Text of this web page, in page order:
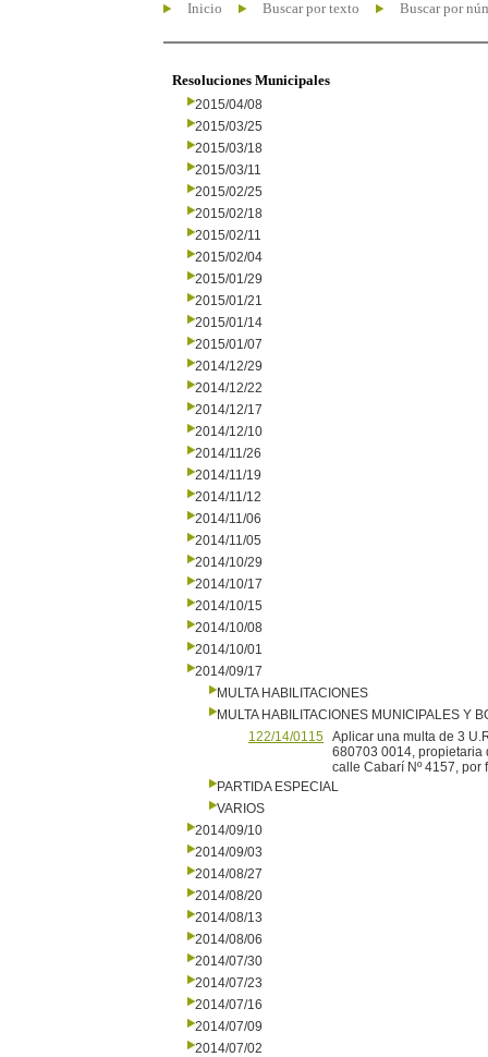
Inicio Buscar por texto Buscar por
Resoluciones Municipales
2015/04/08
2015/03/25
2015/03/18
2015/03/11
2015/02/25
2015/02/18
2015/02/11
2015/02/04
2015/01/29
2015/01/21
2015/01/14
2015/01/07
2014/12/29
2014/12/22
2014/12/17
2014/12/10
2014/11/26
2014/11/19
2014/11/12
2014/11/06
2014/11/05
2014/10/29
2014/10/17
2014/10/15
2014/10/08
2014/10/01
2014/09/17
MULTA HABILITACIONES
MULTA HABILITACIONES MUNICIPALES Y
122/14/0115 Aplicar una multa de 3
680703 0014, propietaria
calle Cabarí Nº 4157,
PARTIDA ESPECIAL
VARIOS
2014/09/10
2014/09/03
2014/08/27
2014/08/20
2014/08/13
2014/08/06
2014/07/30
2014/07/23
2014/07/16
2014/07/09
2014/07/02